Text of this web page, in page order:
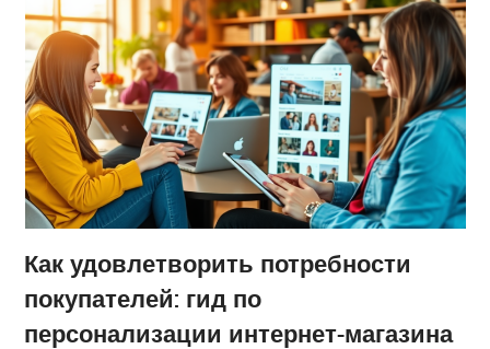
Как удовлетворить потребности
покупателей: гид по
персонализации интернет-магазина